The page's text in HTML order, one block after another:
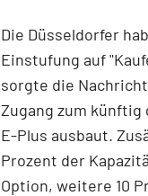
Die Düsseldorfer
Einstufung auf
sorgte die
Zugang zum künftig
E-Plus ausbaut.
Prozent der
Option, weitere 10